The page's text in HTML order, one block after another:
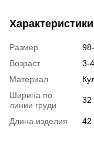
Характеристики
Размер
Возраст
3-
Материал
Ширина по
линии груди
32
Длина изделия 42